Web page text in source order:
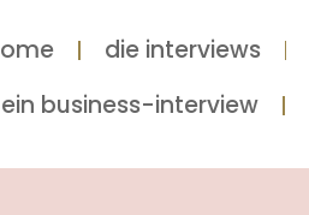
die interviews
business-interview